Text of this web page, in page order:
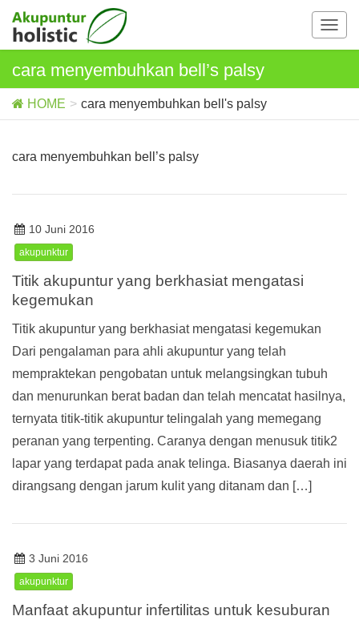
T
cara menyembuhkan bell’s palsy
HOME cara menyembuhkan bell's palsy
cara menyembuhkan bell’s palsy
10 Juni 2016
akupunktur
Titik akupuntur yang berkhasiat mengatasi
kegemukan
Titik akupuntur yang berkhasiat mengatasi kegemukan
Dari pengalaman para ahli akupuntur yang telah
mempraktekan pengobatan untuk melangsingkan tubuh
dan menurunkan berat badan dan telah mencatat hasilnya,
ternyata titik-titik akupuntur telingalah yang memegang
peranan yang terpenting. Caranya dengan menusuk titik2
lapar yang terdapat pada anak telinga. Biasanya daerah ini
dirangsang dengan jarum kulit yang ditanam dan […]
3 Juni 2016
akupunktur
Manfaat akupuntur infertilitas untuk kesuburan